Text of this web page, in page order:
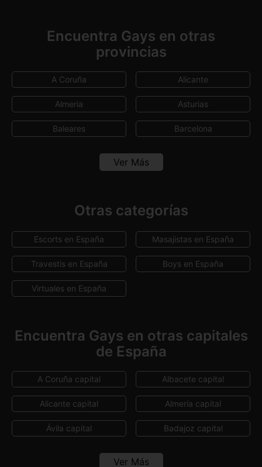
Encuentra Gays en otras
provincias
A Coruña Alicante
Almeria Asturias
Baleares Barcelona
Ver Más
Otras categorías
Escorts en España Masajistas en España
Travestis en España Boys en España
Virtuales en España
Encuentra Gays en otras capitales
de España
A Coruña capital Albacete capital
Alicante capital Almería capital
Ávila capital Badajoz capital
Barcelona capital
Ver Más